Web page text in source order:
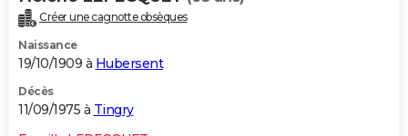
Créer une cagnotte obsèques
Naissance
19/10/1909 à Hubersent
Décès
11/09/1975 à Tingry